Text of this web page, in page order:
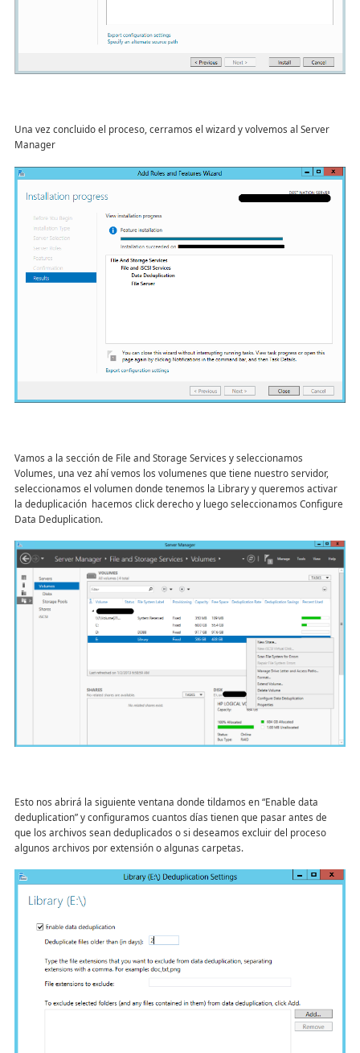
Una vez concluido el proceso, cerramos el wizard y volvemos al Server
Manager
Vamos a la sección de File and Storage Services y seleccionamos
Volumes, una vez ahí vemos los volumenes que tiene nuestro servidor,
seleccionamos el volumen donde tenemos la Library y queremos activar
la deduplicación hacemos click derecho y luego seleccionamos Configure
Data Deduplication.
Esto nos abrirá la siguiente ventana donde tildamos en “Enable data
deduplication” y configuramos cuantos días tienen que pasar antes de
que los archivos sean deduplicados o si deseamos excluir del proceso
algunos archivos por extensión o algunas carpetas.